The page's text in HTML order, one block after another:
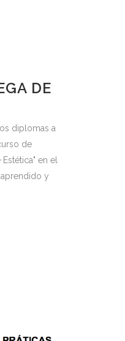
DE
diplomas a
de
en el
y